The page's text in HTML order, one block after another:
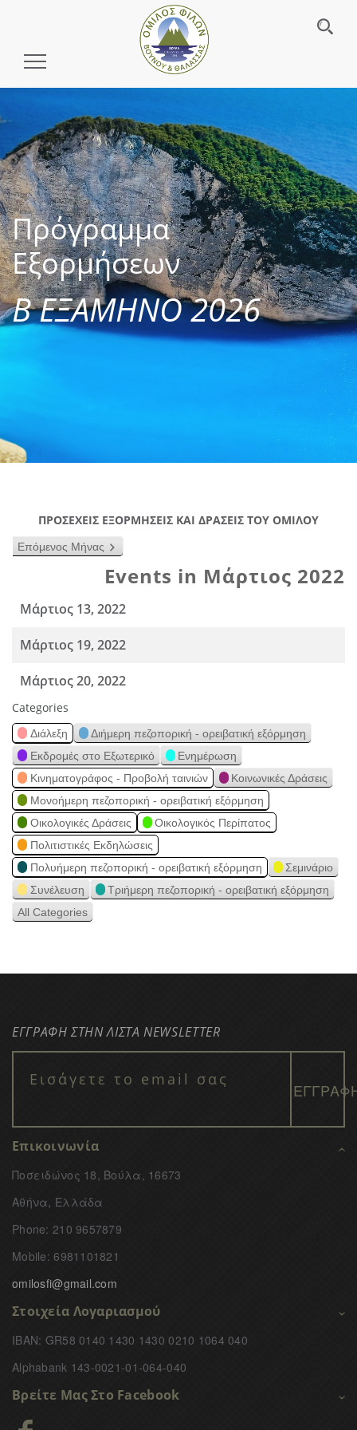
Toggle
Πρόγραμμα
Εξορμήσεων
Β ΕΞΑΜΗΝΟ 2026
ΠΡΟΣΕΧΕΙΣ ΕΞΟΡΜΗΣΕΙΣ ΚΑΙ ΔΡΑΣΕΙΣ ΤΟΥ ΟΜΙΛΟΥ
Επόμενος Μήνας
Events in Μάρτιος 2022
Μάρτιος 13, 2022
Μάρτιος 19, 2022
Μάρτιος 20, 2022
Categories
Διάλεξη
Διήμερη πεζοπορική - ορειβατική εξόρμηση
Εκδρομές στο Εξωτερικό
Ενημέρωση
Κινηματογράφος - Προβολή ταινιών
Κοινωνικές Δράσεις
Μονοήμερη πεζοπορική - ορειβατική εξόρμηση
Οικολογικές Δράσεις
Οικολογικός Περίπατος
Πολιτιστικές Εκδηλώσεις
Πολυήμερη πεζοπορική - ορειβατική εξόρμηση
Σεμινάριο
Συνέλευση
Τριήμερη πεζοπορική - ορειβατική εξόρμηση
All Categories
ΕΓΓΡΑΦΗ ΣΤΗΝ ΛΙΣΤΑ NEWSLETTER
Επικοινωνία
Ποσειδώνος 18, Βούλα, 16673
Αθήνα, Ελλάδα
Phone: 210 9657879
Mobile: 6981101821
omilosfi@gmail.com
Στοιχεία Λογαριασμού
IBAN: GR58 0140 1430 1430 0210 1064 040
Alphabank 143-0021-01-064-040
Βρείτε Μας Στο Facebook